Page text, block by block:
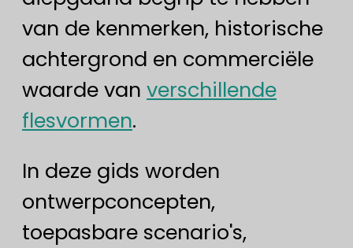
van de kenmerken, historische
achtergrond en commerciële
waarde van verschillende
flesvormen.
In deze gids worden
ontwerpconcepten,
toepasbare scenario's,